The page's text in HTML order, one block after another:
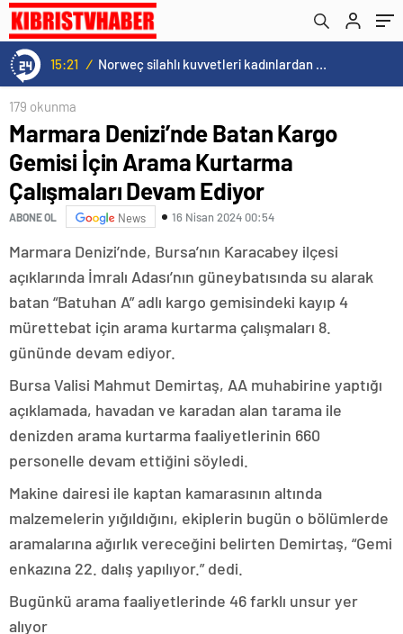
15:21 / Norweç silahlı kuvvetleri kadınlardan oluşan özel kuvvetler eğitimlerini başlattı.
179 okunma
Marmara Denizi’nde Batan Kargo
Gemisi İçin Arama Kurtarma
Çalışmaları Devam Ediyor
ABONE OL News 16 Nisan 2024 00:54
Marmara Denizi’nde, Bursa’nın Karacabey ilçesi
açıklarında İmralı Adası’nın güneybatısında su alarak
batan “Batuhan A” adlı kargo gemisindeki kayıp 4
mürettebat için arama kurtarma çalışmaları 8.
gününde devam ediyor.
Bursa Valisi Mahmut Demirtaş, AA muhabirine yaptığı
açıklamada, havadan ve karadan alan tarama ile
denizden arama kurtarma faaliyetlerinin 660
personelle devam ettiğini söyledi.
Makine dairesi ile kaptan kamarasının altında
malzemelerin yığıldığını, ekiplerin bugün o bölümlerde
aramalarına ağırlık vereceğini belirten Demirtaş, “Gemi
enkazına 22. dalış yapılıyor.” dedi.
Bugünkü arama faaliyetlerinde 46 farklı unsur yer
alıyor